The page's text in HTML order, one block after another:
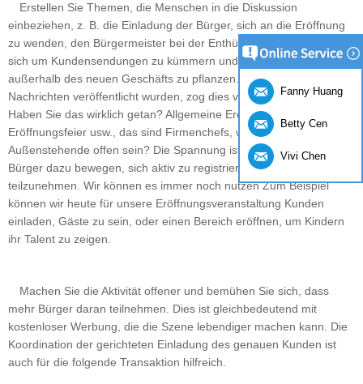
Erstellen Sie Themen, die Menschen in die Diskussion
einbeziehen, z. B. die Einladung der Bürger, sich an die Eröffnung
zu wenden, den Bürgermeister bei der Enthüllung zu unterstützen,
sich um Kundensendungen zu kümmern und den ersten Baum
außerhalb des neuen Geschäfts zu pflanzen. Nachdem die
Nachrichten veröffentlicht wurden, zog dies viele an der Diskussion.
Haben Sie das wirklich getan? Allgemeine Eröffnungsreden,
Eröffnungsfeier usw., das sind Firmenchefs, wie kann es für
Außenstehende offen sein? Die Spannung ist sehr, kann den
Bürger dazu bewegen, sich aktiv zu registrieren, um wirklich
teilzunehmen. Wir können es immer noch nutzen Zum Beispiel
können wir heute für unsere Eröffnungsveranstaltung Kunden
einladen, Gäste zu sein, oder einen Bereich eröffnen, um Kindern
ihr Talent zu zeigen.
Machen Sie die Aktivität offener und bemühen Sie sich, dass
mehr Bürger daran teilnehmen. Dies ist gleichbedeutend mit
kostenloser Werbung, die die Szene lebendiger machen kann. Die
Koordination der gerichteten Einladung des genauen Kunden ist
auch für die folgende Transaktion hilfreich.
Fanny Huang
Betty Cen
Vivi Chen